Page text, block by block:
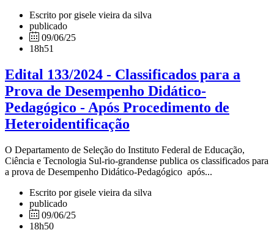
Escrito por gisele vieira da silva
publicado
09/06/25
18h51
Edital 133/2024 - Classificados para a
Prova de Desempenho Didático-
Pedagógico - Após Procedimento de
Heteroidentificação
O Departamento de Seleção do Instituto Federal de Educação,
Ciência e Tecnologia Sul-rio-grandense publica os classificados para
a prova de Desempenho Didático-Pedagógico após...
Escrito por gisele vieira da silva
publicado
09/06/25
18h50